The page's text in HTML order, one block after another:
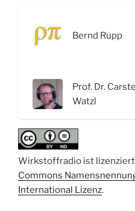
Arbeit
mit
Carsten
Watzl“
Bernd Rupp
Prof. Dr.
Watzl
Wirkstoffradio ist
Commons
International Lizenz.